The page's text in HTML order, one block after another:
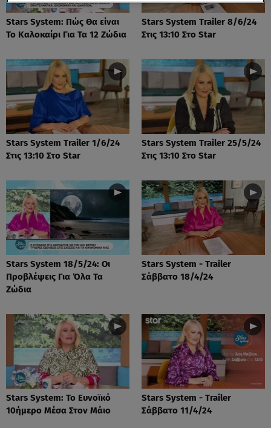
Stars System: Πώς Θα είναι
Το Καλοκαίρι Για Τα 12 Ζώδια
Stars System Trailer 8/6/24
Στις 13:10 Στο Star
Stars System Trailer 1/6/24
Στις 13:10 Στο Star
Stars System Trailer 25/5/24
Στις 13:10 Στο Star
Stars System 18/5/24: Οι
Προβλέψεις Για Όλα Τα
Ζώδια
Stars System - Trailer
Σάββατο 18/4/24
Stars System: Το Ευνοϊκό
10ήμερο Μέσα Στον Μάιο
Stars System - Trailer
Σάββατο 11/4/24